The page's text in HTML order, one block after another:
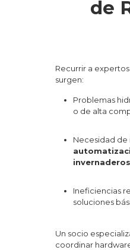
de
Recurrir a
surgen:
Problemas
o de alta
Necesidad de
invernaderos
Ineficiencias
soluciones
Un socio
coordinar